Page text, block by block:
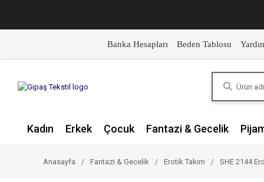
Banka Hesapları Beden Tablosu
Kadın Erkek Çocuk Fantazi & Gecelik
Anasayfa Fantazi & Gecelik Erotik Takım SHE 2144